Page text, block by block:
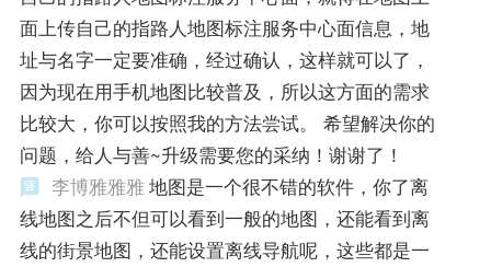
面上传自己的指路人地图标注服务中心面信息，地
址与名字一定要准确，经过确认，这样就可以了，
因为现在用手机地图比较普及，所以这方面的需求
比较大，你可以按照我的方法尝试。 希望解决你的
问题，给人与善~升级需要您的采纳！谢谢了！
李博雅雅雅地图是一个很不错的软件，你了离
线地图之后不但可以看到一般的地图，还能看到离
线的街景地图，还能设置离线导航呢，这些都是一